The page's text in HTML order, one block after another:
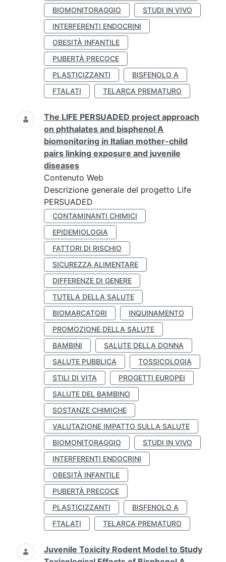
BIOMONITORAGGIO
STUDI IN VIVO
INTERFERENTI ENDOCRINI
OBESITÀ INFANTILE
PUBERTÀ PRECOCE
PLASTICIZZANTI
BISFENOLO A
FTALATI
TELARCA PREMATURO
The LIFE PERSUADED project approach
on phthalates and bisphenol A
biomonitoring in Italian mother-child
pairs linking exposure and juvenile
diseases
Contenuto Web
Descrizione generale del progetto Life
PERSUADED
CONTAMINANTI CHIMICI
EPIDEMIOLOGIA
FATTORI DI RISCHIO
SICUREZZA ALIMENTARE
DIFFERENZE DI GENERE
TUTELA DELLA SALUTE
BIOMARCATORI
INQUINAMENTO
PROMOZIONE DELLA SALUTE
BAMBINI
SALUTE DELLA DONNA
SALUTE PUBBLICA
TOSSICOLOGIA
STILI DI VITA
PROGETTI EUROPEI
SALUTE DEL BAMBINO
SOSTANZE CHIMICHE
VALUTAZIONE IMPATTO SULLA SALUTE
BIOMONITORAGGIO
STUDI IN VIVO
INTERFERENTI ENDOCRINI
OBESITÀ INFANTILE
PUBERTÀ PRECOCE
PLASTICIZZANTI
BISFENOLO A
FTALATI
TELARCA PREMATURO
Juvenile Toxicity Rodent Model to Study